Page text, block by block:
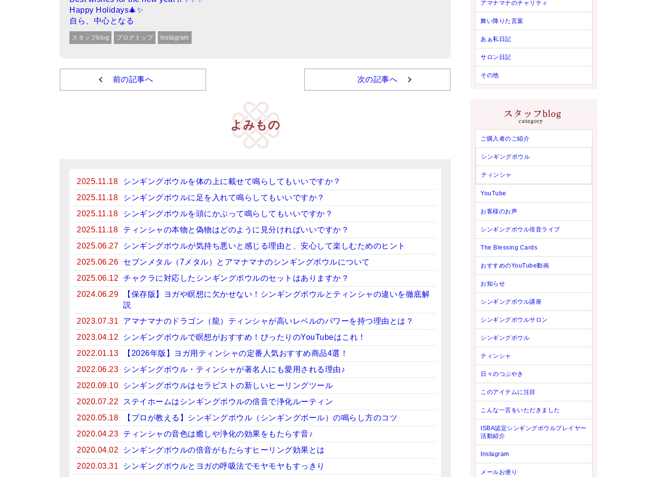
Happy Holidays🎄✨
自ら、中心となる
スタッフblog ブログトップ Instagram
前の記事へ 次の記事へ
よみもの
2025.11.18
シンギングボウルを体の上に載せて鳴らしてもいいですか？
2025.11.18
シンギングボウルに足を入れて鳴らしてもいいですか？
2025.11.18
シンギングボウルを頭にかぶって鳴らしてもいいですか？
2025.11.18
ティンシャの本物と偽物はどのように見分ければいいですか？
2025.06.27
シンギングボウルが気持ち悪いと感じる理由と、安心して楽しむためのヒント
2025.06.26
セブンメタル（7メタル）とアマナマナのシンギングボウルについて
2025.06.12
チャクラに対応したシンギングボウルのセットはありますか？
2024.06.29
【保存版】ヨガや瞑想に欠かせない！シンギングボウルとティンシャの違いを徹底解
説
2023.07.31
アマナマナのドラゴン（龍）ティンシャが高いレベルのパワーを持つ理由とは？
2023.04.12
シンギングボウルで瞑想がおすすめ！ぴったりのYouTubeはこれ！
2022.01.13
【2026年版】ヨガ用ティンシャの定番人気おすすめ商品4選！
2022.06.23
シンギングボウル・ティンシャが著名人にも愛用される理由♪
2020.09.10
シンギングボウルはセラピストの新しいヒーリングツール
2020.07.22
ステイホームはシンギングボウルの倍音で浄化ルーティン
2020.05.18
【プロが教える】シンギングボウル（シンギングボール）の鳴らし方のコツ
2020.04.23
ティンシャの音色は癒しや浄化の効果をもたらす音♪
2020.04.02
シンギングボウルの倍音がもたらすヒーリング効果とは
2020.03.31
シンギングボウルとヨガの呼吸法でモヤモヤもすっきり
アマナマナのチャリティ
舞い降りた言葉
あぁ私日記
サロン日記
その他
ご購入者のご紹介
シンギングボウル
ティンシャ
YouTube
お客様のお声
シンギングボウル倍音ライブ
The Blessing Cards
おすすめのYouTube動画
お知らせ
シンギングボウル講座
シンギングボウルサロン
シンギングボウル
ティンシャ
日々のつぶやき
このアイテムに注目
こんな一言をいただきました
ISBA認定シンギングボウルプレイヤー
活動紹介
Instagram
メールお便り